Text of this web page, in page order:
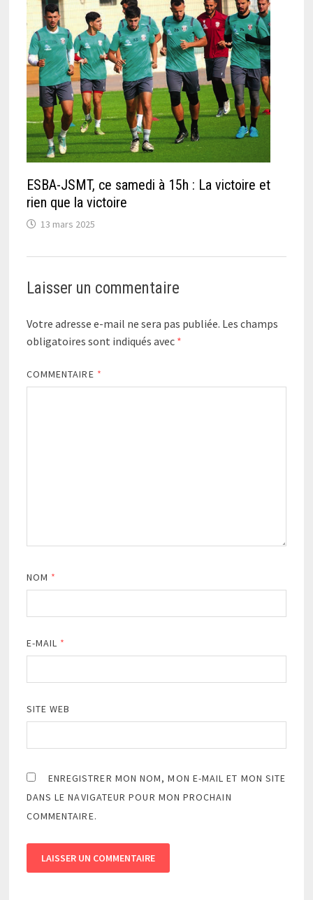
ESBA-JSMT, ce samedi à 15h : La victoire et
rien que la victoire
13 mars 2025
Laisser un commentaire
Votre adresse e-mail ne sera pas publiée. Les champs
obligatoires sont indiqués avec *
COMMENTAIRE *
NOM *
E-MAIL *
SITE WEB
ENREGISTRER MON NOM, MON E-MAIL ET MON SITE
DANS LE NAVIGATEUR POUR MON PROCHAIN
COMMENTAIRE.